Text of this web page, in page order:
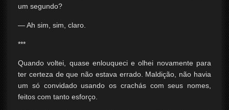
um segundo?
— Ah sim, sim, claro.
***
Quando voltei, quase enlouqueci e olhei novamente para
ter certeza de que não estava errado. Maldição, não havia
um só convidado usando os crachás com seus nomes,
feitos com tanto esforço.